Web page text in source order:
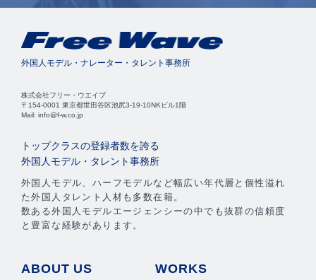
外国人モデル・ナレーター・タレント事務所
株式会社フリー・ウエイブ
〒154-0001 東京都世田谷区池尻3-19-10NKビル1階
Mail: info@f-w.co.jp
トップクラスの登録者数を誇る
外国人モデル・タレント事務所
外国人モデル、ハーフモデルなど幅広い年代層と個性溢れ
た外国人タレント人材も多数在籍。
数ある外国人モデルエージェンシーの中でも抜群の信頼度
と豊富な経験があります。
ABOUT US WORKS